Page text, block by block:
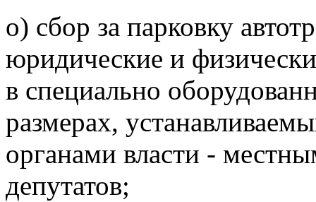
о) сбор за парковку
юридические и
в специально
размерах,
органами власти -
депутатов;